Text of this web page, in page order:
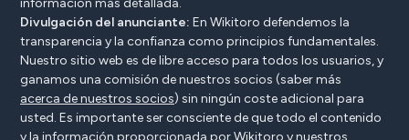
Divulgación del anunciante: En Wikitoro defendemos la
transparencia y la confianza como principios fundamentales.
Nuestro sitio web es de libre acceso para todos los usuarios, y
ganamos una comisión de nuestros socios (saber más
acerca de nuestros socios) sin ningún coste adicional para
usted. Es importante ser consciente de que todo el contenido
y la información proporcionada por Wikitoro y nuestros